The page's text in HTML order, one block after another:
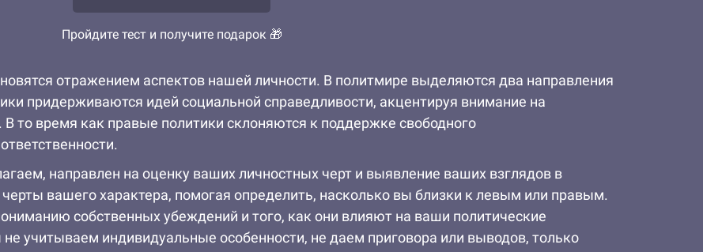
Пройдите тест и получите подарок 🎁
отражением аспектов нашей личности. В политмире выделяются два направления
придерживаются идей социальной справедливости, акцентируя внимание на
то время как правые политики склоняются к поддержке свободного
направлен на оценку ваших личностных черт и выявление ваших взглядов в
вашего характера, помогая определить, насколько вы близки к левым или правым.
собственных убеждений и того, как они влияют на ваши политические
учитываем индивидуальные особенности, не даем приговора или выводов, только